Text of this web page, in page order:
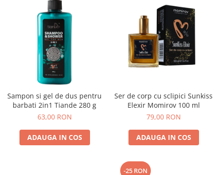
Sampon si gel de dus pentru
barbati 2in1 Tiande 280 g
63,00 RON
ADAUGA IN COS
Ser de corp cu sclipici Sunkiss
Elexir Momirov 100 ml
79,00 RON
ADAUGA IN COS
-25 RON